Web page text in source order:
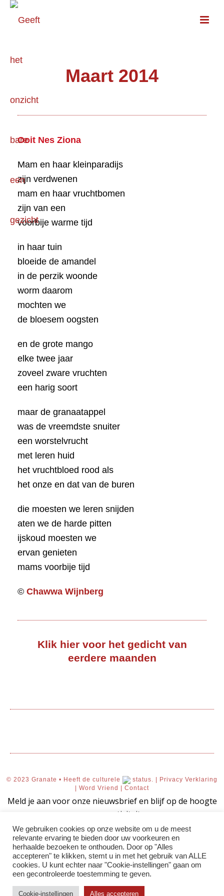
Maart 2014
Ooit Nes Ziona
Mam en haar kleinparadijs
zijn verdwenen
mam en haar vruchtbomen
zijn van een
voorbije warme tijd
in haar tuin
bloeide de amandel
in de perzik woonde
worm daarom
mochten we
de bloesem oogsten
en de grote mango
elke twee jaar
zoveel zware vruchten
een harig soort
maar de granaatappel
was de vreemdste snuiter
een worstelvrucht
met leren huid
het vruchtbloed rood als
het onze en dat van de buren
die moesten we leren snijden
aten we de harde pitten
ijskoud moesten we
ervan genieten
mams voorbije tijd
© Chawwa Wijnberg
Klik hier voor het gedicht van
eerdere maanden
© 2023 Granate • Heeft de culturele status. |
Privacy Verklaring
| Word Vriend | Contact
We gebruiken cookies op onze website om u de meest
relevante ervaring te bieden door uw voorkeuren en
herhaalde bezoeken te onthouden. Door op "Alles
accepteren" te klikken, stemt u in met het gebruik van ALLE
cookies. U kunt echter naar "Cookie-instellingen" gaan om
een ​​gecontroleerde toestemming te geven.
Cookie-instellingen Alles accepteren
Meld je aan voor onze nieuwsbrief en blijf op de hoogte
van onze activiteiten.
AANMELDEN!
Uw aanmelding voor onze